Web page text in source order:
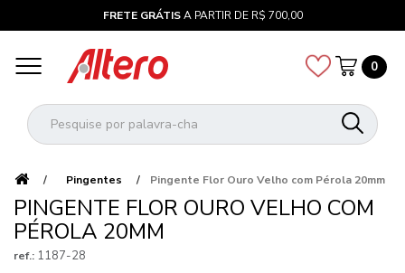
FRETE GRÁTISA PARTIR DE R$ 700,00
0
Pingentes Pingente Flor Ouro Velho com Pérola 20mm
PINGENTE FLOR OURO VELHO COM
PÉROLA 20MM
ref.: 1187-28